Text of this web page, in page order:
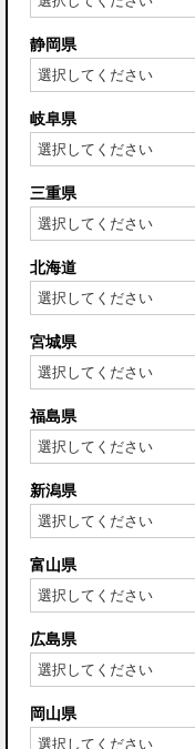
静岡県
岐阜県
三重県
北海道
宮城県
福島県
新潟県
富山県
広島県
岡山県